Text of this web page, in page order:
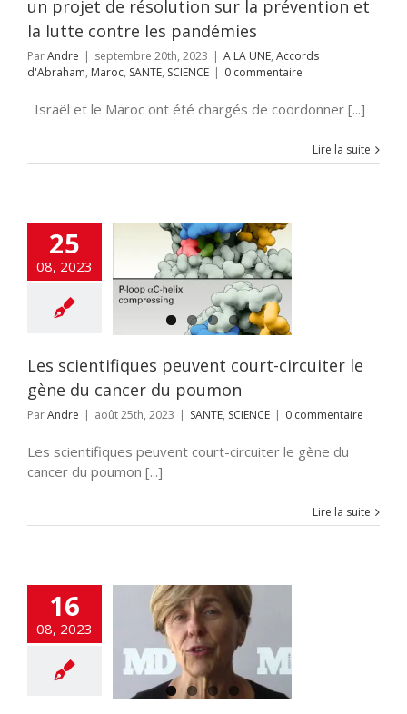
un projet de résolution sur la prévention et
la lutte contre les pandémies
ParAndre | septembre 20th, 2023 | A LA UNE, Accords
d'Abraham, Maroc, SANTE, SCIENCE | 0 commentaire
Israël et le Maroc ont été chargés de coordonner [...]
Lire la suite
25
08, 2023
court-
le gène du
du poumon
Les scientifiques peuvent court-circuiter le
gène du cancer du poumon
ParAndre | août 25th, 2023 | SANTE, SCIENCE | 0 commentaire
Les scientifiques peuvent court-circuiter le gène du
cancer du poumon [...]
Lire la suite
16
08, 2023
de
de Tel-Aviv
les 10
du